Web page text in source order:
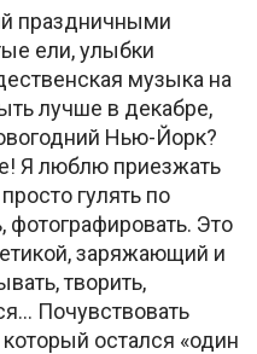
праздничными
ели, улыбки
музыка на
лучше в декабре,
Нью-Йорк?
Я люблю приезжать
гулять по
фотографировать. Это
заряжающий и
творить,
Почувствовать
остался «один